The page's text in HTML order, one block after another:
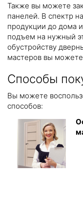
Также вы можете
панелей. В спектр
продукции до дома
подъем на нужный
обустройству
мастеров вы
Способы
Вы можете
способов: